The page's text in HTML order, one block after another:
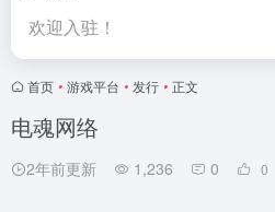
欢迎入驻！
首页 • 游戏平台 • 发行 • 正文
电魂网络
2年前更新 1,236 0 0